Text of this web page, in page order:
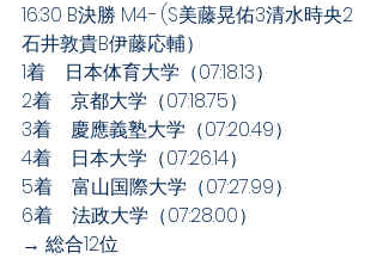
16:30 B決勝 M4− (S美藤晃佑3清水時央2
石井敦貴B伊藤応輔）
1着　日本体育大学（07:18.13）
2着　京都大学（07:18.75）
3着　慶應義塾大学（07:20.49）
4着　日本大学（07:26.14）
5着　富山国際大学（07:27.99）
6着　法政大学（07:28.00）
→ 総合12位